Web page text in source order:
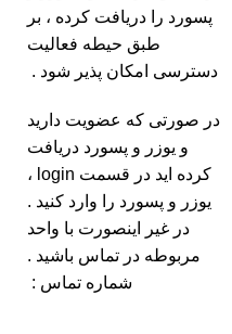
پسورد را دریافت کرده ، بر
طبق حیطه فعالیت
دسترسی امکان پذیر شود .
در صورتی که عضویت دارید
و یوزر و پسورد دریافت
کرده اید در قسمت login ،
یوزر و پسورد را وارد کنید .
در غیر اینصورت با واحد
مربوطه در تماس باشید .
شماره تماس :